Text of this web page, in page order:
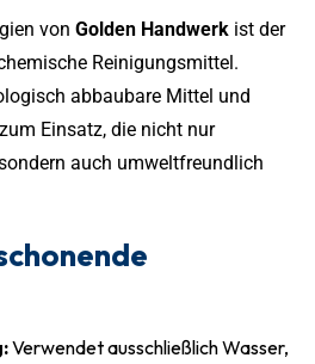
von Golden Handwerk ist der
Reinigungsmittel.
abbaubare Mittel und
Einsatz, die nicht nur
auch umweltfreundlich
Verwendet ausschließlich Wasser,